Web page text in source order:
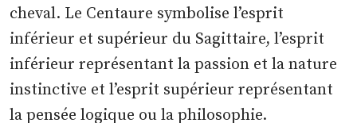
cheval. Le Centaure symbolise l’esprit
inférieur et supérieur du Sagittaire, l’esprit
inférieur représentant la passion et la nature
instinctive et l’esprit supérieur représentant
la pensée logique ou la philosophie.